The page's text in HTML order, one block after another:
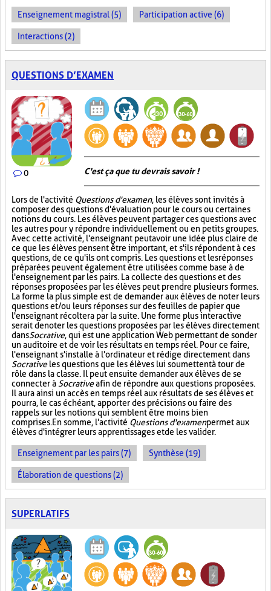
Enseignement magistral (5) Participation active (6)
Interactions (2)
QUESTIONS D’EXAMEN
0 C'est ça que tu devrais savoir !
Lors de l'activité Questions d'examen, les élèves sont invités à
composer des questions d'évaluation pour le cours ou certaines
notions du cours. Les élèves peuvent partager ces questions avec
les autres pour y répondre individuellement ou en petits groupes.
Avec cette activité, l'enseignant peut avoir une idée plus claire de
ce que les élèves pensent être important, et s'ils répondent à ces
questions, de ce qu'ils ont compris. Les questions et les réponses
préparées peuvent également être utilisées comme base à de
l'enseignement par les pairs. La collecte des questions et des
réponses proposées par les élèves peut prendre plusieurs formes.
La forme la plus simple est de demander aux élèves de noter leurs
questions et/ou leurs réponses sur des feuilles de papier que
l'enseignant récoltera par la suite. Une forme plus interactive
serait de noter les questions proposées par les élèves directement
dansSocrative, qui est une application Web permettant de sonder
un auditoire et de voir les résultats en temps réel. Pour ce faire,
l'enseignant s'installe à l'ordinateur et rédige directement dans
Socrativeles questions que les élèves lui soumettent à tour de
rôle dans la classe. Il peut ensuite demander aux élèves de se
connecter à Socrativeafin de répondre aux questions proposées.
Il aura ainsi un accès en temps réel aux résultats de ses élèves et
pourra, le cas échéant, apporter des précisions ou faire des
rappels sur les notions qui semblent être moins bien
comprises. En somme, l'activité Questions d'examenpermet aux
élèves d'intégrer leurs apprentissages et de les valider.
Enseignement par les pairs (7) Synthèse (19)
Élaboration de questions (2)
SUPERLATIFS